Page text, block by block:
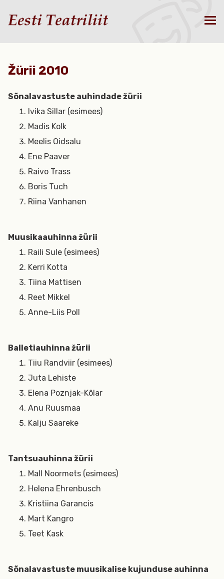
Žürii 2010
Sõnalavastuste auhindade žürii
Ivika Sillar (esimees)
Madis Kolk
Meelis Oidsalu
Ene Paaver
Raivo Trass
Boris Tuch
Riina Vanhanen
Muusikaauhinna žürii
Raili Sule (esimees)
Kerri Kotta
Tiina Mattisen
Reet Mikkel
Anne-Liis Poll
Balletiauhinna žürii
Tiiu Randviir (esimees)
Juta Lehiste
Elena Poznjak-Kõlar
Anu Ruusmaa
Kalju Saareke
Tantsuauhinna žürii
Mall Noormets (esimees)
Helena Ehrenbusch
Kristiina Garancis
Mart Kangro
Teet Kask
Sõnalavastuste muusikalise kujunduse auhinna